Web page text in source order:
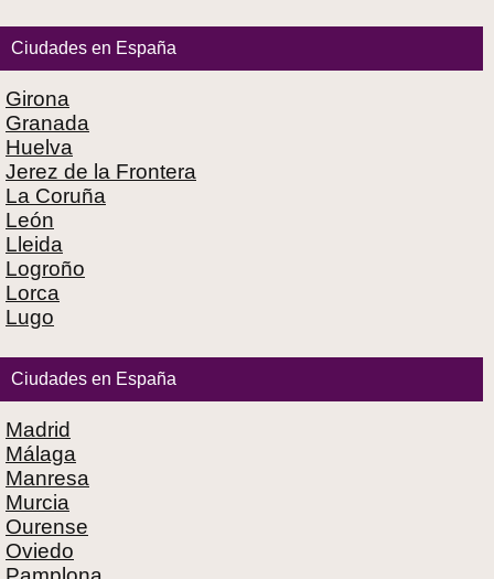
Ciudades en España
Girona
Granada
Huelva
Jerez de la Frontera
La Coruña
León
Lleida
Logroño
Lorca
Lugo
Ciudades en España
Madrid
Málaga
Manresa
Murcia
Ourense
Oviedo